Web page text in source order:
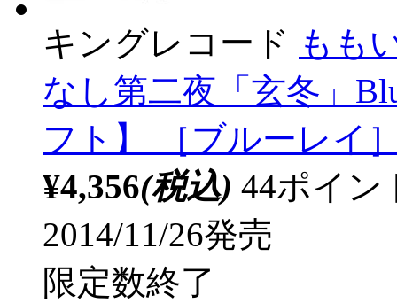
キングレコード もも
なし第二夜「玄冬」
フト】 ［ブルーレイ
¥4,356(税込) 44ポイ
2014/11/26発売
限定数終了